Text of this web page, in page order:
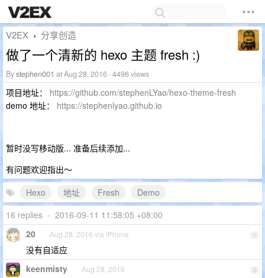
V2EX › 分享创造
做了一个清新的 hexo 主题 fresh :)
Bystephen001 at Aug 28, 2016 · 4496 views
项目地址： https://github.com/stephenLYao/hexo-theme-fresh
demo 地址： https://stephenlyao.github.io
暂时没写移动版... 准备后续添加...
有问题欢迎指出～
Hexo
地址 Fresh
Demo
16 replies • 2016-09-11 11:58:05 +08:00
1
20 Aug 28, 2016 via iPhone
没有自适应
2
keenmisty Aug 28, 2016